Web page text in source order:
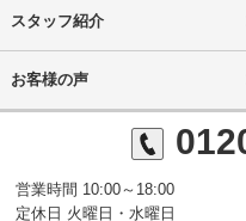
スタッフ紹介
お客様の声
営業時間 10:00～18:00
定休日 火曜日・水曜日